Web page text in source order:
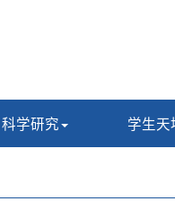
科学研究 学生天